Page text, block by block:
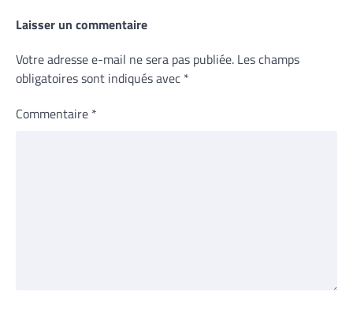
Laisser un commentaire
Votre adresse e-mail ne sera pas publiée. Les champs
obligatoires sont indiqués avec *
Commentaire *